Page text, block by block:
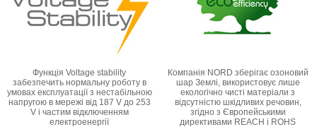
Функція Voltage stability
забезпечить нормальну роботу в
умовах експлуатації з нестабільною
напругою в мережі від 187 V до 253
V і частим відключенням
електроенергії
Компанія NORD зберігає озоновий
шар Землі, використовує лише
екологічно чисті матеріали з
відсутністю шкідливих речовин,
згідно з Європейськими
директивами REACH і ROHS